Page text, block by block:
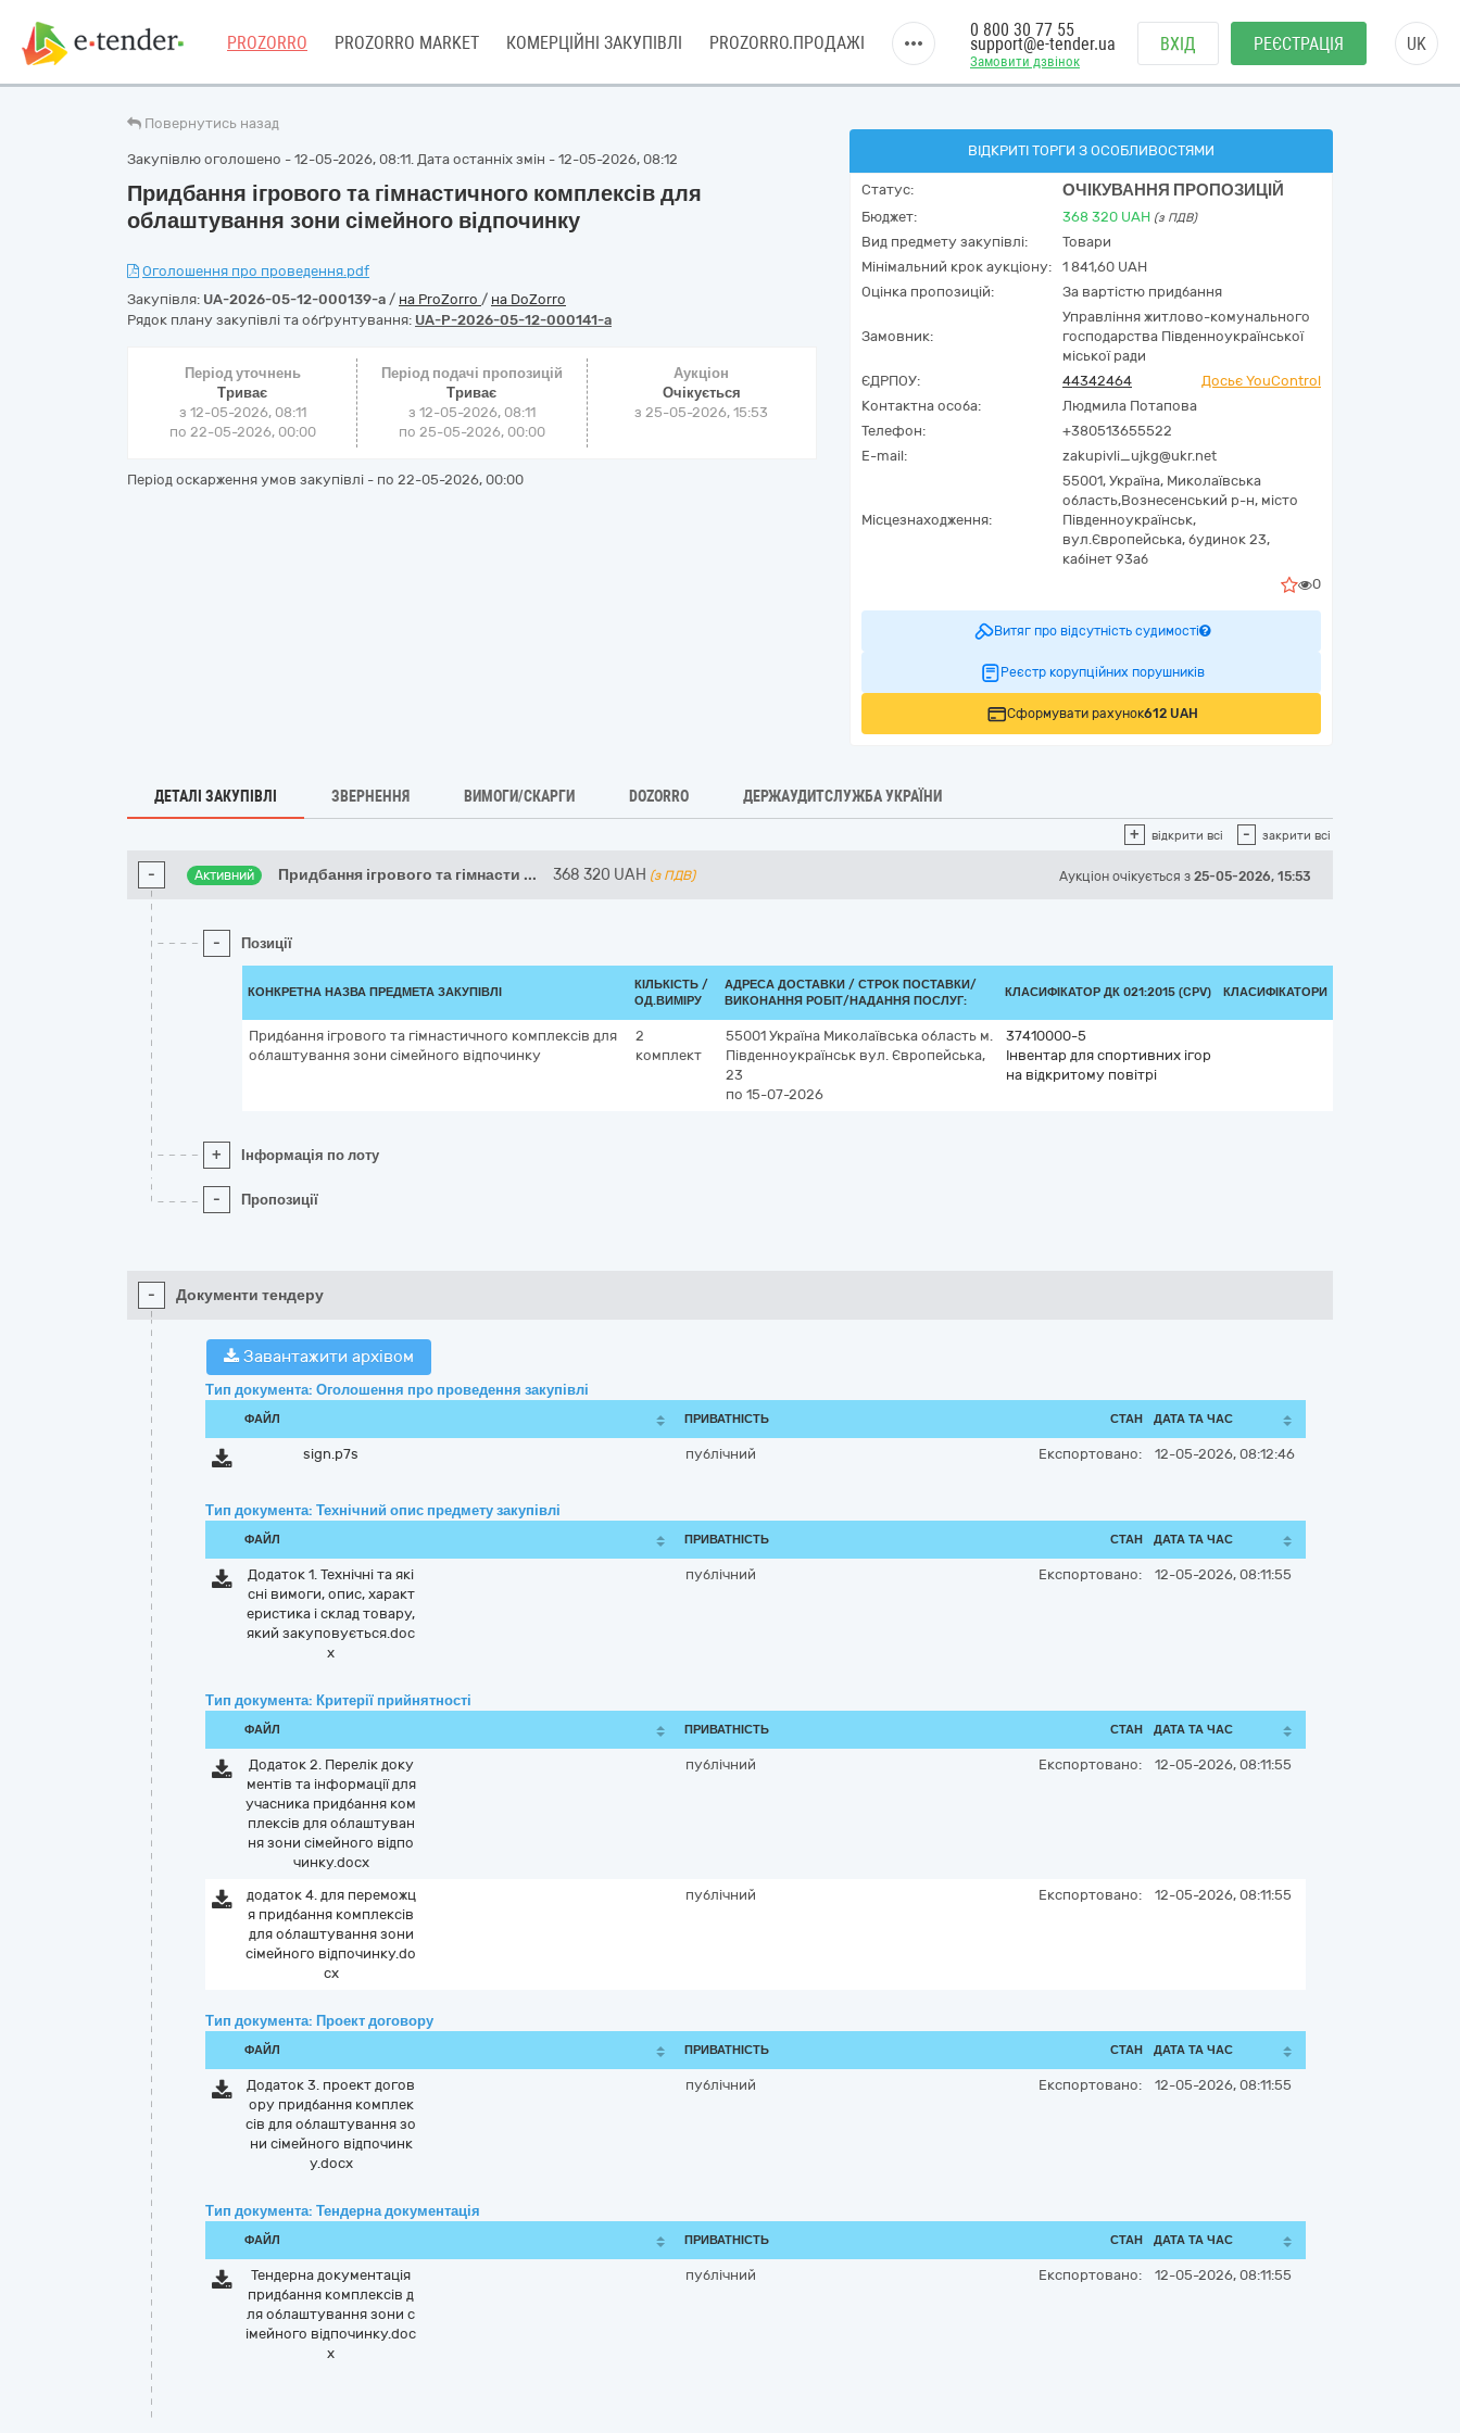
PROZORRO PROZORRO MARKET КОМЕРЦІЙНІ ЗАКУПІВЛІ PROZORRO.ПРОДАЖІ
Замовити дзвінок
0 800 30 77 55
support@e-tender.ua ВХІД РЕЄСТРАЦІЯ UK
Повернутись назад
Закупівлю оголошено - 12-05-2026, 08:11. Дата останніх змін - 12-05-2026, 08:12
Придбання ігрового та гімнастичного комплексів для
облаштування зони сімейного відпочинку
Оголошення про проведення.pdf
Закупівля: UA-2026-05-12-000139-a / на ProZorro / на DoZorro
Рядок плану закупівлі та обґрунтування: UA-P-2026-05-12-000141-a
Період уточнень
Триває
з 12-05-2026, 08:11
по 22-05-2026, 00:00
Період подачі пропозицій
Триває
з 12-05-2026, 08:11
по 25-05-2026, 00:00
Аукціон
Очікується
з25-05-2026, 15:53
Період оскарження умов закупівлі - по 22-05-2026, 00:00
ВІДКРИТІ ТОРГИ З ОСОБЛИВОСТЯМИ
Статус: ОЧІКУВАННЯ ПРОПОЗИЦІЙ
Бюджет: 368 320 UAH (з ПДВ)
Вид предмету закупівлі:
Товари
Мінімальний крок аукціону:
1 841,60 UAH
Оцінка пропозицій:
За вартістю придбання
Замовник:
Управління житлово-комунального
господарства Південноукраїнської
міської ради
ЄДРПОУ:
44342464
Досьє YouControl
Контактна особа:
Людмила Потапова
Телефон:
+380513655522
E-mail:
zakupivli_ujkg@ukr.net
Місцезнаходження:
55001, Україна, Миколаївська
область,Вознесенський р-н, місто
Південноукраїнськ,
вул.Європейська, будинок 23,
кабінет 93аб
0
Витяг про відсутність судимості
Реєстр корупційних порушників
Сформувати рахунок612 UAH
ДЕТАЛІ ЗАКУПІВЛІ ЗВЕРНЕННЯ ВИМОГИ/СКАРГИ DOZORRO ДЕРЖАУДИТСЛУЖБА УКРАЇНИ
+ відкрити всі - закрити всі
- Активний Придбання ігрового та гімнасти ... 368 320 UAH (з ПДВ) Аукціон очікується з 25-05-2026, 15:53
- Позиції
КОНКРЕТНА НАЗВА ПРЕДМЕТА ЗАКУПІВЛІ
КІЛЬКІСТЬ /
ОД.ВИМІРУ
АДРЕСА ДОСТАВКИ / СТРОК ПОСТАВКИ/
ВИКОНАННЯ РОБІТ/НАДАННЯ ПОСЛУГ:
КЛАСИФІКАТОР ДК 021:2015 (CPV) КЛАСИФІКАТОРИ
Придбання ігрового та гімнастичного комплексів для
облаштування зони сімейного відпочинку
2
комплект
55001 Україна Миколаївська область м.
Південноукраїнськ вул. Європейська,
23
по 15-07-2026
37410000-5
Інвентар для спортивних ігор
на відкритому повітрі
+ Інформація по лоту
- Пропозиції
- Документи тендеру
Завантажити архівом
Тип документа: Оголошення про проведення закупівлі
ФАЙЛ ПРИВАТНІСТЬ СТАН ДАТА ТА ЧАС
sign.p7s публічний Експортовано: 12-05-2026, 08:12:46
Тип документа: Технічний опис предмету закупівлі
ФАЙЛ ПРИВАТНІСТЬ СТАН ДАТА ТА ЧАС
Додаток 1. Технічні та які
сні вимоги, опис, характ
еристика і склад товару,
який закуповується.doc
x
публічний Експортовано: 12-05-2026, 08:11:55
Тип документа: Критерії прийнятності
ФАЙЛ ПРИВАТНІСТЬ СТАН ДАТА ТА ЧАС
Додаток 2. Перелік доку
ментів та інформації для
учасника придбання ком
плексів для облаштуван
ня зони сімейного відпо
чинку.docx
публічний Експортовано: 12-05-2026, 08:11:55
додаток 4. для переможц
я придбання комплексів
для облаштування зони
сімейного відпочинку.do
cx
публічний Експортовано: 12-05-2026, 08:11:55
Тип документа: Проект договору
ФАЙЛ ПРИВАТНІСТЬ СТАН ДАТА ТА ЧАС
Додаток 3. проект догов
ору придбання комплек
сів для облаштування зо
ни сімейного відпочинк
у.docx
публічний Експортовано: 12-05-2026, 08:11:55
Тип документа: Тендерна документація
ФАЙЛ ПРИВАТНІСТЬ СТАН ДАТА ТА ЧАС
Тендерна документація
придбання комплексів д
ля облаштування зони с
імейного відпочинку.doc
x
публічний Експортовано: 12-05-2026, 08:11:55